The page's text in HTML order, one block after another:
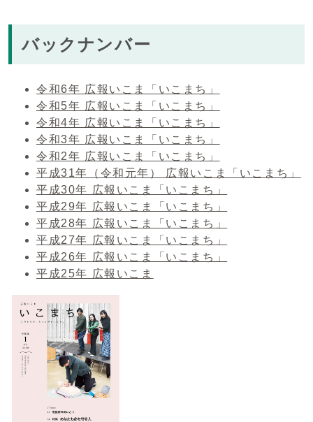
バックナンバー
令和6年 広報いこま「いこまち」
令和5年 広報いこま「いこまち」
令和4年 広報いこま「いこまち」
令和3年 広報いこま「いこまち」
令和2年 広報いこま「いこまち」
平成31年（令和元年） 広報いこま「いこまち」
平成30年 広報いこま「いこまち」
平成29年 広報いこま「いこまち」
平成28年 広報いこま「いこまち」
平成27年 広報いこま「いこまち」
平成26年 広報いこま「いこまち」
平成25年 広報いこま